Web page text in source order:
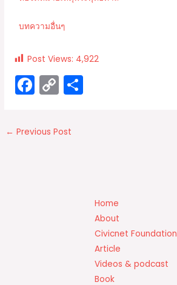
บทความอื่นๆ
Post Views: 4,922
F
a
c
e
C
o
p
y
← Previous Post
Home
About
Civicnet Foundation
Article
Videos & podcast
Book